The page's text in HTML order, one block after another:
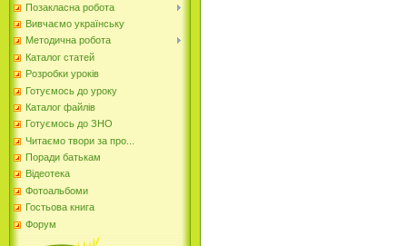
Позакласна робота
Вивчаємо українську
Методична робота
Каталог статей
Розробки уроків
Готуємось до уроку
Каталог файлів
Готуємось до ЗНО
Читаємо твори за про...
Поради батькам
Відеотека
Фотоальбоми
Гостьова книга
Форум